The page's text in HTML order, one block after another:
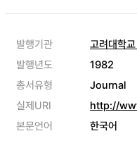
발행기관
고려대학
발행년도
1982
총서유형
Journal
실제URI
http://
본문언어
한국어